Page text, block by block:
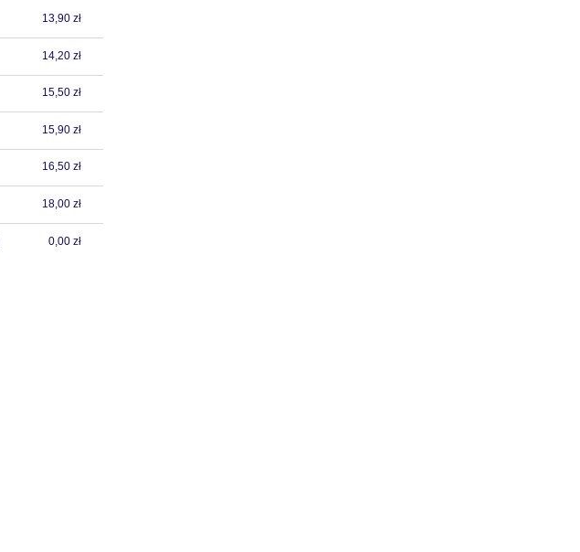
13,90 zł
14,20 zł
15,50 zł
15,90 zł
16,50 zł
18,00 zł
0,00 zł